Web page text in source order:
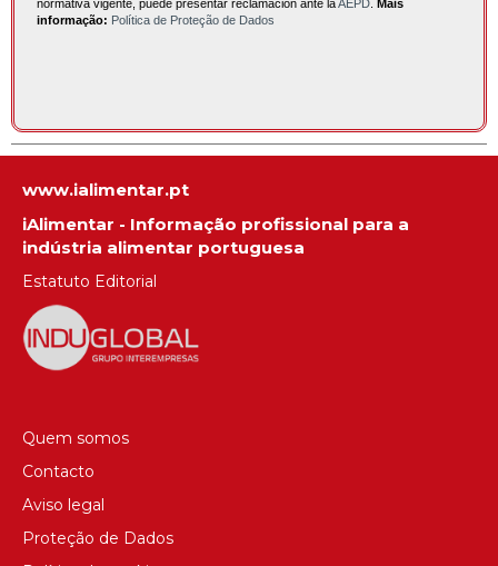
normativa vigente, puede presentar reclamación ante laAEPD Mais
informação: Política de Proteção de Dados
www.ialimentar.pt
iAlimentar - Informação profissional para a
indústria alimentar portuguesa
Estatuto Editorial
Quem somos
Contacto
Aviso legal
Proteção de Dados